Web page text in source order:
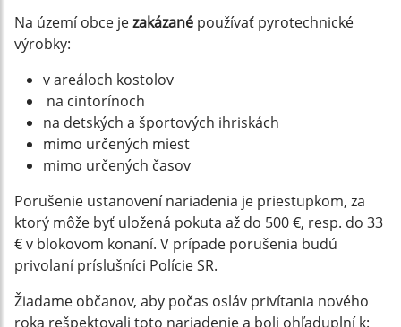
Na území obce jezakázané používať pyrotechnické
výrobky:
v areáloch kostolov
na cintorínoch
na detských a športových ihriskách
mimo určených miest
mimo určených časov
Porušenie ustanovení nariadenia je priestupkom, za
ktorý môže byť uložená pokuta až do 500 €, resp. do 33
€ v blokovom konaní. V prípade porušenia budú
privolaní príslušníci Polície SR.
Žiadame občanov, aby počas osláv privítania nového
roka rešpektovali toto nariadenie a boli ohľaduplní k: